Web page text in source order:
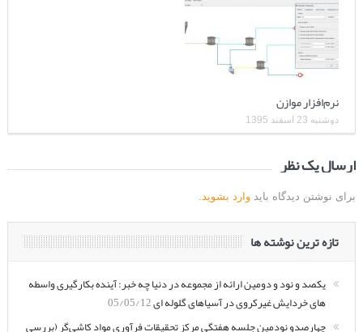
نرم‌افزار موازن
دوشنبه 23 اسفند 1395
ارسال یک نظر
برای نوشتن دیدگاه باید وارد بشوید
تازه ترین نوشته ها
یکصد و نود و دومین ارائه از مجموعه در دنیا چه خبر: آینده بکارگیری واسطه
های خردایش غیرکروی در آسیاهای گلوله ای05/05/12
چهارصدو نودمین جلسه هفتگی مرکز تحقیقات فرآوری مواد کاشی‌گر (بررسی